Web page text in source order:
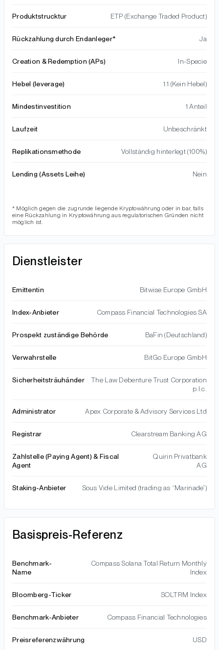
Produktstrucktur ETP (Exchange Traded Product)
Rückzahlung durch Endanleger* Ja
Creation & Redemption (APs) In-Specie
Hebel (leverage) 1:1 (Kein Hebel)
Mindestinvestition 1 Anteil
Laufzeit Unbeschränkt
Replikationsmethode Vollständig hinterlegt (100%)
Lending (Assets Leihe) Nein
* Möglich gegen die zugrunde liegende Kryptowährung oder in bar, falls
eine Rückzahlung in Kryptowährung aus regulatorischen Gründen nicht
möglich ist.
Dienstleister
Emittentin Bitwise Europe GmbH
Index-Anbieter Compass Financial Technologies SA
Prospekt zuständige Behörde BaFin (Deutschland)
Verwahrstelle BitGo Europe GmbH
Sicherheitsträuhänder
The Law Debenture Trust Corporation
p.l.c.
Administrator Apex Corporate & Advisory Services Ltd
Registrar Clearstream Banking AG
Zahlstelle (Paying Agent) & Fiscal
Agent
Quirin Privatbank
AG
Staking-Anbieter Sous Vide Limited (trading as “Marinade”)
Basispreis-Referenz
Benchmark-
Name
Compass Solana Total Return Monthly
Index
Bloomberg-Ticker SOLTRM Index
Benchmark-Anbieter Compass Financial Technologies
Preisreferenzwährung USD